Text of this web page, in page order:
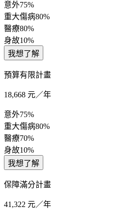
意外75%
重大傷病80%
醫療80%
身故10%
我想了解
預算有限計畫
18,668 元／年
意外75%
重大傷病80%
醫療70%
身故10%
我想了解
保障滿分計畫
41,322 元／年